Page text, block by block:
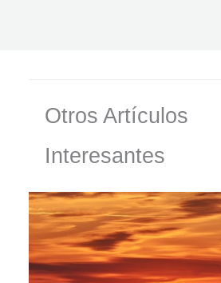
Otros Artículos
Interesantes